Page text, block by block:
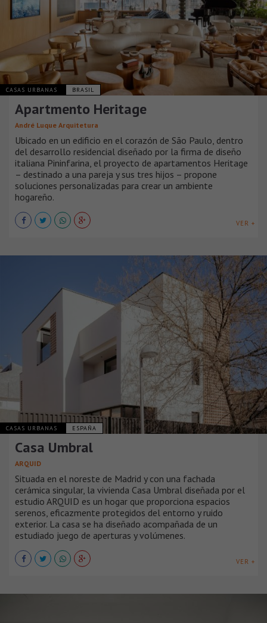
CASAS URBANAS BRASIL
Apartmento Heritage
André Luque Arquitetura
Ubicado en un edificio en el corazón de São Paulo, dentro
del desarrollo residencial diseñado por la firma de diseño
italiana Pininfarina, el proyecto de apartamentos Heritage
– destinado a una pareja y sus tres hijos – propone
soluciones personalizadas para crear un ambiente
hogareño.
VER +
CASAS URBANAS ESPAÑA
Casa Umbral
ARQUID
Situada en el noreste de Madrid y con una fachada
cerámica singular, la vivienda Casa Umbral diseñada por el
estudio ARQUID es un hogar que proporciona espacios
serenos, eficazmente protegidos del entorno y ruido
exterior. La casa se ha diseñado acompañada de un
estudiado juego de aperturas y volúmenes.
VER +